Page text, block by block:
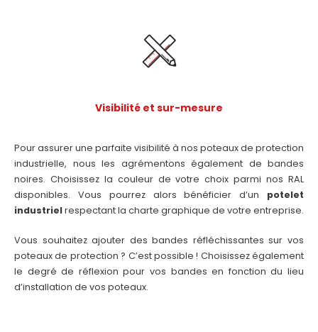
Visibilité et sur-mesure
Pour assurer une parfaite visibilité à nos poteaux de protection
industrielle, nous les agrémentons également de bandes
noires. Choisissez la couleur de votre choix parmi nos RAL
disponibles. Vous pourrez alors bénéficier d’un potelet
industrielrespectant la charte graphique de votre entreprise.
Vous souhaitez ajouter des bandes réfléchissantes sur vos
poteaux de protection ? C’est possible ! Choisissez également
le degré de réflexion pour vos bandes en fonction du lieu
d’installation de vos poteaux.